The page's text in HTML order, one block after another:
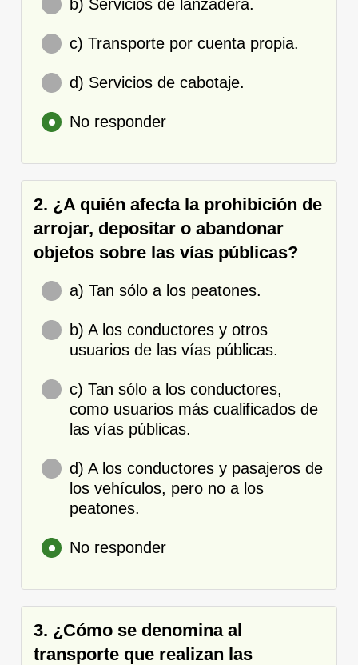
b) Servicios de lanzadera.
c) Transporte por cuenta propia.
d) Servicios de cabotaje.
No responder
2. ¿A quién afecta la prohibición de
arrojar, depositar o abandonar
objetos sobre las vías públicas?
a) Tan sólo a los peatones.
b) A los conductores y otros
usuarios de las vías públicas.
c) Tan sólo a los conductores,
como usuarios más cualificados de
las vías públicas.
d) A los conductores y pasajeros de
los vehículos, pero no a los
peatones.
No responder
3. ¿Cómo se denomina al
transporte que realizan las